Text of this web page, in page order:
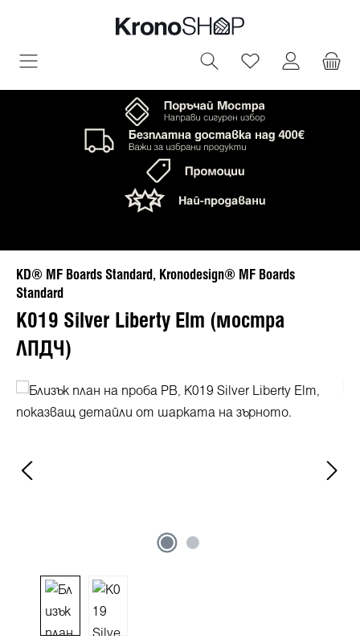
съдържание
Имате 0
KD® MF Boards Standard, Kronodesign® MF Boards
Standard
K019 Silver Liberty Elm (мостра
ЛПДЧ)
Пропуснете галерия с изображения